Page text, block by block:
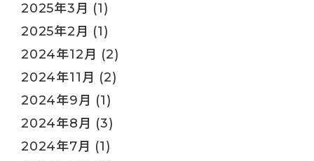
2025年3月 (1)
2025年2月 (1)
2024年12月 (2)
2024年11月 (2)
2024年9月 (1)
2024年8月 (3)
2024年7月 (1)